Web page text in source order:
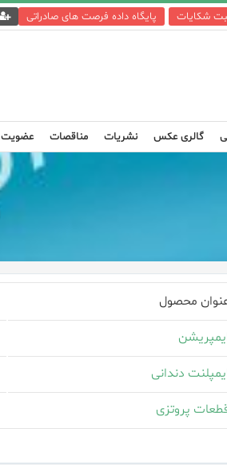
پایگاه داده فرصت های صادراتی شکایات
گالری عکس نشریات مناقصات عضویت
محصول
دندانی
پروتزی